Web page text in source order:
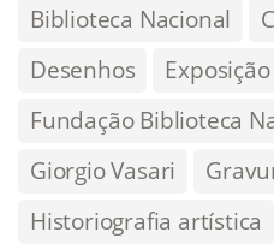
Biblioteca Nacional
Desenhos
Exposição
Fundação Biblioteca
Giorgio Vasari
Historiografia artística